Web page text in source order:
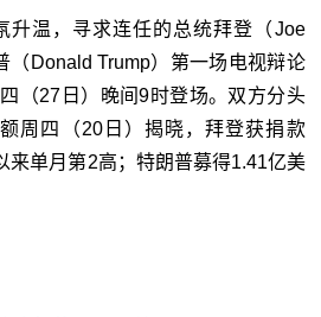
升温，寻求连任的总统拜登（Joe
（Donald Trump）第一场电视辩论
（27日）晚间9时登场。双方分头
周四（20日）揭晓，拜登获捐款
来单月第2高；特朗普募得1.41亿美